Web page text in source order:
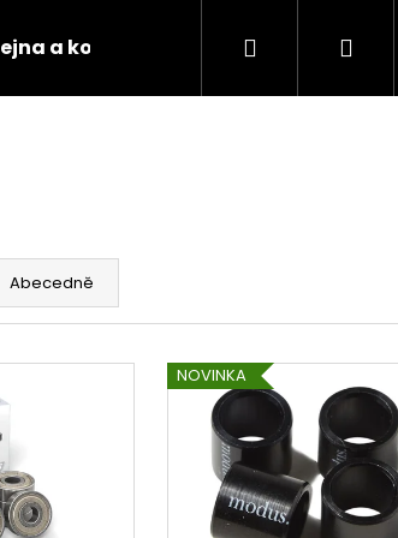
a kontakty Podporujeme
Hledat
Abecedně
NOVINKA